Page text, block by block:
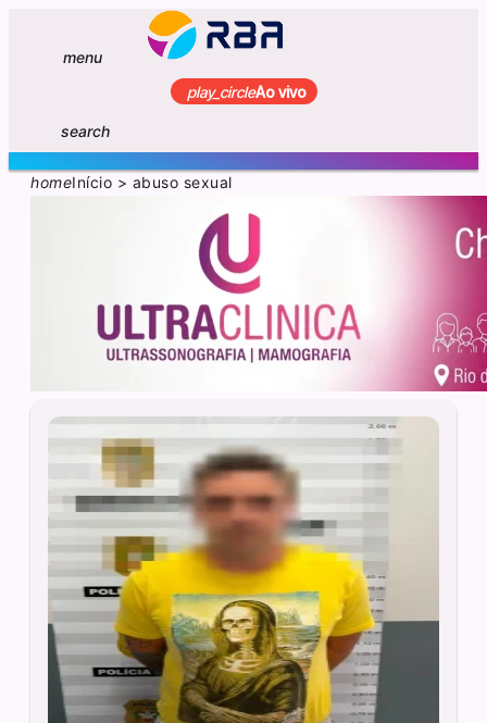
menu
play_circleAo vivo
search
homeInício > abuso sexual